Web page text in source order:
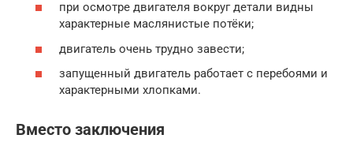
при осмотре двигателя вокруг детали видны
характерные маслянистые потёки;
двигатель очень трудно завести;
запущенный двигатель работает с перебоями и
характерными хлопками.
Вместо заключения